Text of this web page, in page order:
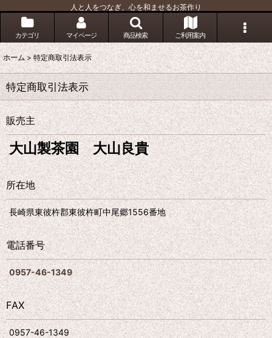
人と人をつなぎ、心を和ませるお茶作り
カテゴリ マイページ 商品検索 ご利用案内
ホーム > 特定商取引法表示
特定商取引法表示
販売主
大山製茶園 大山良貴
所在地
長崎県東彼杵郡東彼杵町中尾郷1556番地
電話番号
0957-46-1349
FAX
0957-46-1349